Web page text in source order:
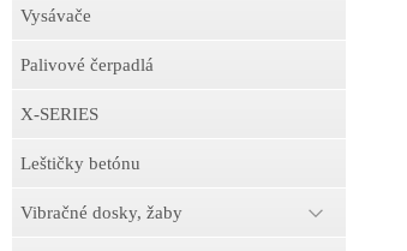
Vysávače
Palivové čerpadlá
X-SERIES
Leštičky betónu
Vibračné dosky, žaby